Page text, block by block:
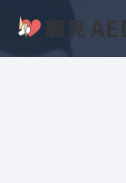
主